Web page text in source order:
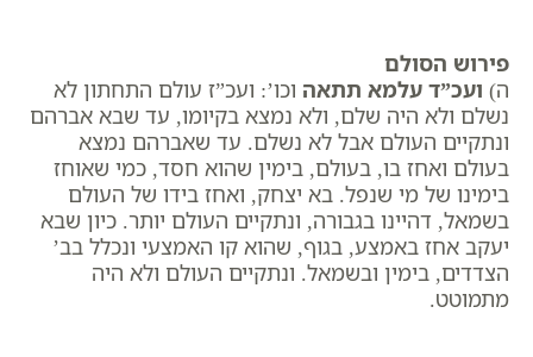
פירוש הסולם
ה) ועכ”ד עלמא תתאה וכו’: ועכ”ז עולם התחתון לא
נשלם ולא היה שלם, ולא נמצא בקיומו, עד שבא אברהם
ונתקיים העולם אבל לא נשלם. עד שאברהם נמצא
בעולם ואחז בו, בעולם, בימין שהוא חסד, כמי שאוחז
בימינו של מי שנפל. בא יצחק, ואחז בידו של העולם
בשמאל, דהיינו בגבורה, ונתקיים העולם יותר. כיון שבא
יעקב אחז באמצע, בגוף, שהוא קו האמצעי ונכלל בב’
הצדדים, בימין ובשמאל. ונתקיים העולם ולא היה
מתמוטט.